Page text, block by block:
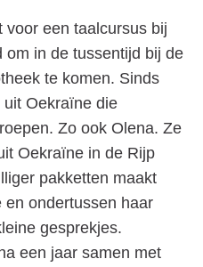
een taalcursus bij
om in de tussentijd bij de
te komen. Sinds
Oekraïne die
Zo ook Olena. Ze
Oekraïne in de Rijp
pakketten maakt
ondertussen haar
gesprekjes.
een jaar samen met